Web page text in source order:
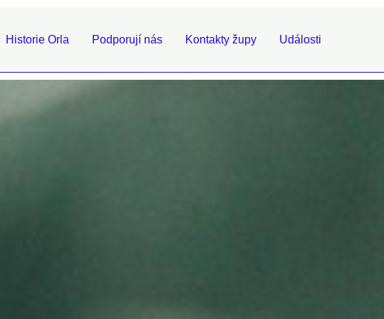
Historie Orla Podporují nás Kontakty župy Události